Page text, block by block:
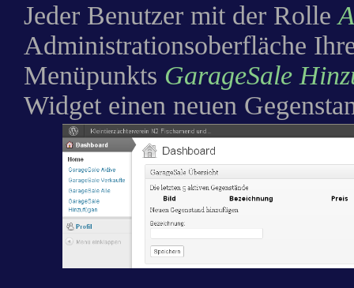
Jeder Benutzer mit der Rolle
Administrationsoberfläche
Menüpunkts GarageSale
Widget einen neuen